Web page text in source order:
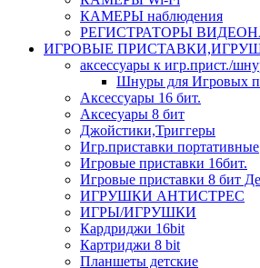
КАМЕРЫ наблюдения
РЕГИСТРАТОРЫ
ИГРОВЫЕ
аксесcуары к игр.прист./
Шнуры для Игровых
Аксессуары 16 бит.
Аксесуары 8 бит
Джойстики,Триггеры
Игр.приставки портативные
Игровые приставки 16бит.
Игровые приставки 8 бит
ИГРУШКИ АНТИСТРЕС
ИГРЫ/ИГРУШКИ
Кардриджи 16bit
Картриджи 8 bit
Планшеты детские